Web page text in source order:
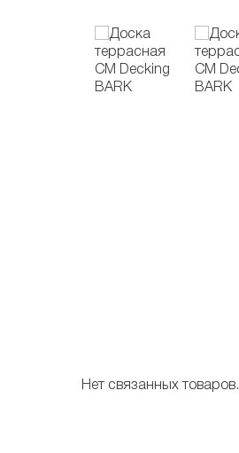
Нет связанных товаров.